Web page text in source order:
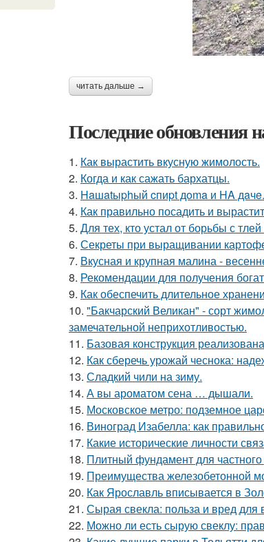
читать дальше →
Последние обновления
1. Как вырастить вкусную жимолость.
2. Когда и как сажать бархатцы.
3. Haшatыphый cпиpt дoma и HA дaчe.
4. Как правильно посадить и
5. Для тех, кто устал от борьбы с
6. Секреты при выращивании
7. Вкусная и крупная малина -
8. Рекомендации для получения
9. Как обеспечить длительное
10. "Бакчарский Великан" - сорт
замечательной неприхотливостью.
11. Базовая конструкция
12. Как сберечь урожай чеснока:
13. Сладкий чили на зиму.
14. А вы ароматом сена … дышали.
15. Московское метро: подземное
16. Виноград Изабелла: как
17. Какие исторические личности
18. Плитный фундамент для
19. Преимущества железобетонной
20. Как Ярославль вписывается в
21. Сырая свекла: польза и вред для
22. Можно ли есть сырую свеклу: